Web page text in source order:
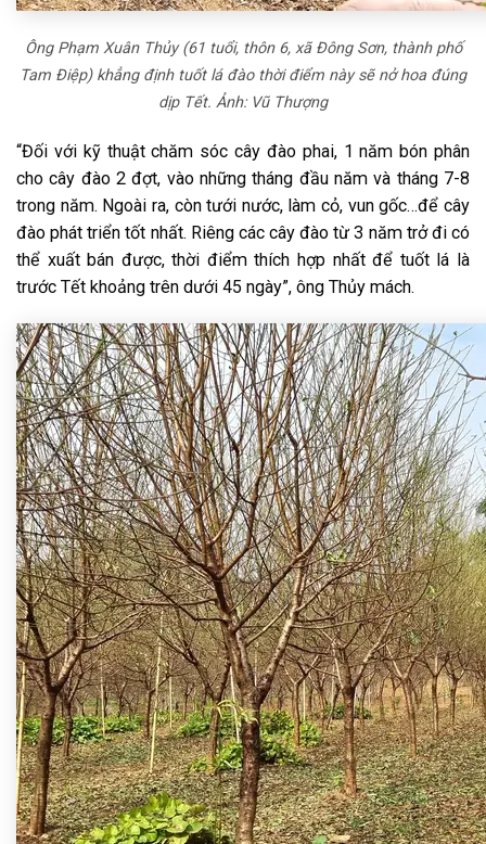
Ông Phạm Xuân Thủy (61 tuổi, thôn 6, xã Đông Sơn, thành phố
Tam Điệp) khẳng định tuốt lá đào thời điểm này sẽ nở hoa đúng
dịp Tết. Ảnh: Vũ Thượng
“Đối với kỹ thuật chăm sóc cây đào phai, 1 năm bón phân
cho cây đào 2 đợt, vào những tháng đầu năm và tháng 7-8
trong năm. Ngoài ra, còn tưới nước, làm cỏ, vun gốc…để cây
đào phát triển tốt nhất. Riêng các cây đào từ 3 năm trở đi có
thể xuất bán được, thời điểm thích hợp nhất để tuốt lá là
trước Tết khoảng trên dưới 45 ngày”, ông Thủy mách.